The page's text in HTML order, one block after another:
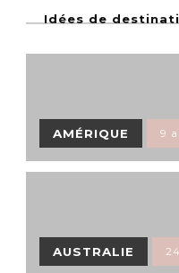
Idées de
AMÉRIQUE 9
AUSTRALIE